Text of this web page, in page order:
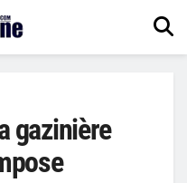
gazinière